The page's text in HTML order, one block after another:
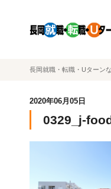
長岡就職・転職・Uターン
2020年06月05日
0329_j-